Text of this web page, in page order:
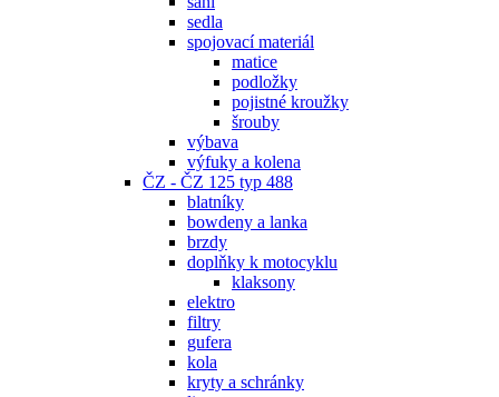
sedla
spojovací materiál
matice
podložky
pojistné kroužky
šrouby
výbava
výfuky a kolena
ČZ - ČZ 125 typ 488
blatníky
bowdeny a lanka
brzdy
doplňky k motocyklu
klaksony
elektro
filtry
gufera
kola
kryty a schránky